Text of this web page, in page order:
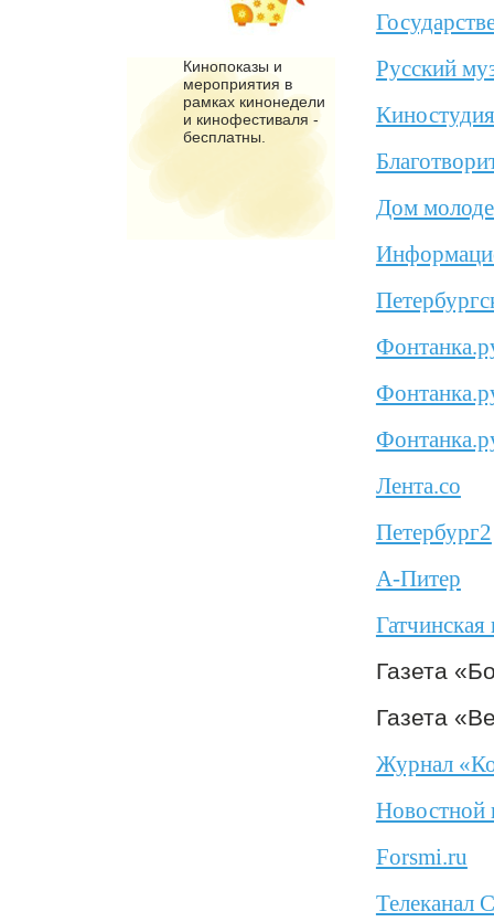
Кинопоказы и
мероприятия в
рамках кинонедели
и кинофестиваля -
бесплатны.
Русский
Дом
Лента.со
Петербург2
А-Питер
Гатчинская
Газета
Газета
Журнал
Новостной
Forsmi.ru
Телеканал